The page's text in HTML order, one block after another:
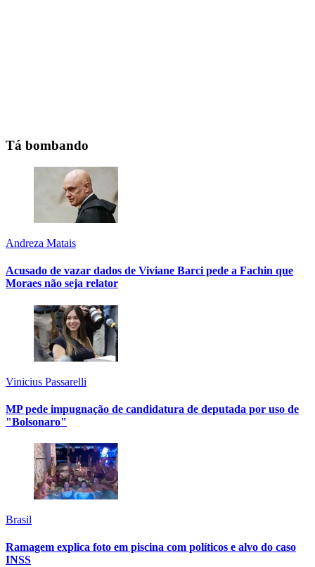
Tá bombando
Andreza Matais
Acusado de vazar dados de Viviane Barci pede a Fachin que
Moraes não seja relator
Vinicius Passarelli
MP pede impugnação de candidatura de deputada por uso de
"Bolsonaro"
Brasil
Ramagem explica foto em piscina com políticos e alvo do caso
INSS